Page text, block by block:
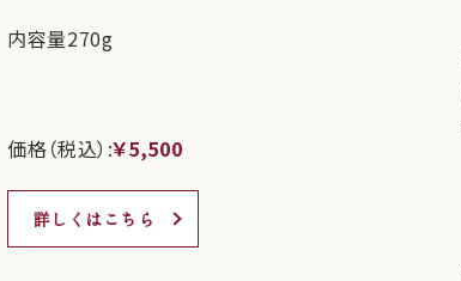
内容量270g
価格（税込）:￥5,500
詳しくはこちら